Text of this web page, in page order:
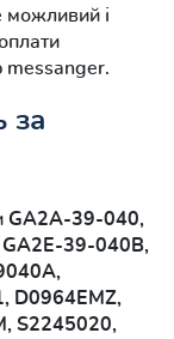
можливий і
messanger.
за
GA2A-39-040,
39-040B,
D0964EMZ,
S2245020,